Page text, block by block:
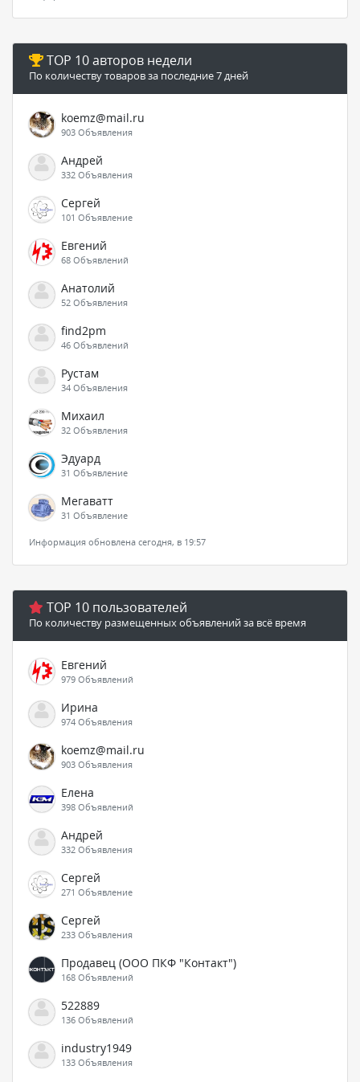
TOP 10 авторов недели
По количеству товаров за последние 7 дней
koemz@mail.ru
903 Объявления
Андрей
332 Объявления
Сергей
101 Объявление
Евгений
68 Объявлений
Анатолий
52 Объявления
find2pm
46 Объявлений
Рустам
34 Объявления
Михаил
32 Объявления
Эдуард
31 Объявление
Мегаватт
31 Объявление
Информация обновлена сегодня, в 19:57
TOP 10 пользователей
По количеству размещенных объявлений за всё время
Евгений
979 Объявлений
Ирина
974 Объявления
koemz@mail.ru
903 Объявления
Елена
398 Объявлений
Андрей
332 Объявления
Сергей
271 Объявление
Сергей
233 Объявления
Продавец (ООО ПКФ "Контакт")
168 Объявлений
522889
136 Объявлений
industry1949
133 Объявления